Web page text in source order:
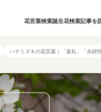
花言葉検索誕生花検索記事を
ハナミズキの花言葉｜「返礼」「永続